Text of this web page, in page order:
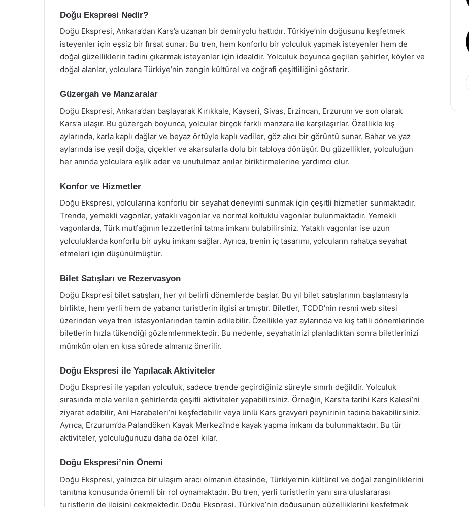
Doğu Ekspresi Nedir?
Doğu Ekspresi, Ankara’dan Kars’a uzanan bir demiryolu hattıdır. Türkiye’nin doğusunu keşfetmek
isteyenler için eşsiz bir fırsat sunar. Bu tren, hem konforlu bir yolculuk yapmak isteyenler hem de
doğal güzelliklerin tadını çıkarmak isteyenler için idealdir. Yolculuk boyunca geçilen şehirler, köyler ve
doğal alanlar, yolculara Türkiye’nin zengin kültürel ve coğrafi çeşitliliğini gösterir.
Güzergah ve Manzaralar
Doğu Ekspresi, Ankara’dan başlayarak Kırıkkale, Kayseri, Sivas, Erzincan, Erzurum ve son olarak
Kars’a ulaşır. Bu güzergah boyunca, yolcular birçok farklı manzara ile karşılaşırlar. Özellikle kış
aylarında, karla kaplı dağlar ve beyaz örtüyle kaplı vadiler, göz alıcı bir görüntü sunar. Bahar ve yaz
aylarında ise yeşil doğa, çiçekler ve akarsularla dolu bir tabloya dönüşür. Bu güzellikler, yolculuğun
her anında yolculara eşlik eder ve unutulmaz anılar biriktirmelerine yardımcı olur.
Konfor ve Hizmetler
Doğu Ekspresi, yolcularına konforlu bir seyahat deneyimi sunmak için çeşitli hizmetler sunmaktadır.
Trende, yemekli vagonlar, yataklı vagonlar ve normal koltuklu vagonlar bulunmaktadır. Yemekli
vagonlarda, Türk mutfağının lezzetlerini tatma imkanı bulabilirsiniz. Yataklı vagonlar ise uzun
yolculuklarda konforlu bir uyku imkanı sağlar. Ayrıca, trenin iç tasarımı, yolcuların rahatça seyahat
etmeleri için düşünülmüştür.
Bilet Satışları ve Rezervasyon
Doğu Ekspresi bilet satışları, her yıl belirli dönemlerde başlar. Bu yıl bilet satışlarının başlamasıyla
birlikte, hem yerli hem de yabancı turistlerin ilgisi artmıştır. Biletler, TCDD’nin resmi web sitesi
üzerinden veya tren istasyonlarından temin edilebilir. Özellikle yaz aylarında ve kış tatili dönemlerinde
biletlerin hızla tükendiği gözlemlenmektedir. Bu nedenle, seyahatinizi planladıktan sonra biletlerinizi
mümkün olan en kısa sürede almanız önerilir.
Doğu Ekspresi ile Yapılacak Aktiviteler
Doğu Ekspresi ile yapılan yolculuk, sadece trende geçirdiğiniz süreyle sınırlı değildir. Yolculuk
sırasında mola verilen şehirlerde çeşitli aktiviteler yapabilirsiniz. Örneğin, Kars’ta tarihi Kars Kalesi’ni
ziyaret edebilir, Ani Harabeleri’ni keşfedebilir veya ünlü Kars gravyeri peynirinin tadına bakabilirsiniz.
Ayrıca, Erzurum’da Palandöken Kayak Merkezi’nde kayak yapma imkanı da bulunmaktadır. Bu tür
aktiviteler, yolculuğunuzu daha da özel kılar.
Doğu Ekspresi’nin Önemi
Doğu Ekspresi, yalnızca bir ulaşım aracı olmanın ötesinde, Türkiye’nin kültürel ve doğal zenginliklerini
tanıtma konusunda önemli bir rol oynamaktadır. Bu tren, yerli turistlerin yanı sıra uluslararası
turistlerin de ilgisini çekmektedir. Doğu Ekspresi, Türkiye’nin doğusunun güzelliklerini keşfetmek